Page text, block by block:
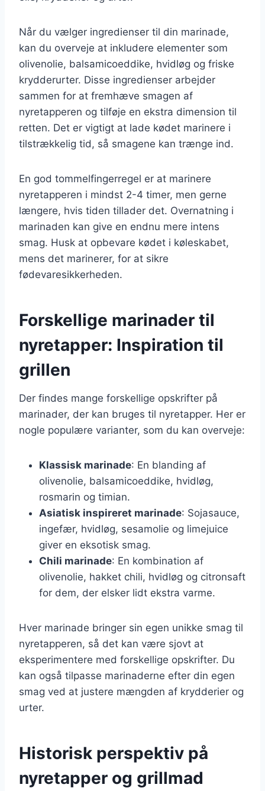
Når du vælger ingredienser til din marinade,
kan du overveje at inkludere elementer som
olivenolie, balsamicoeddike, hvidløg og friske
krydderurter. Disse ingredienser arbejder
sammen for at fremhæve smagen af
nyretapperen og tilføje en ekstra dimension til
retten. Det er vigtigt at lade kødet marinere i
tilstrækkelig tid, så smagene kan trænge ind.
En god tommelfingerregel er at marinere
nyretapperen i mindst 2-4 timer, men gerne
længere, hvis tiden tillader det. Overnatning i
marinaden kan give en endnu mere intens
smag. Husk at opbevare kødet i køleskabet,
mens det marinerer, for at sikre
fødevaresikkerheden.
Forskellige marinader til
nyretapper: Inspiration til
grillen
Der findes mange forskellige opskrifter på
marinader, der kan bruges til nyretapper. Her er
nogle populære varianter, som du kan overveje:
Klassisk marinade: En blanding af
olivenolie, balsamicoeddike, hvidløg,
rosmarin og timian.
Asiatisk inspireret marinade: Sojasauce,
ingefær, hvidløg, sesamolie og limejuice
giver en eksotisk smag.
Chili marinade: En kombination af
olivenolie, hakket chili, hvidløg og citronsaft
for dem, der elsker lidt ekstra varme.
Hver marinade bringer sin egen unikke smag til
nyretapperen, så det kan være sjovt at
eksperimentere med forskellige opskrifter. Du
kan også tilpasse marinaderne efter din egen
smag ved at justere mængden af krydderier og
urter.
Historisk perspektiv på
nyretapper og grillmad